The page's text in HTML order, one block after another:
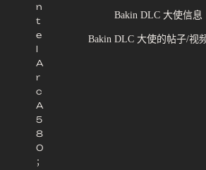
n
t
e
l
A
r
c
A
5
8
0
；
Bakin DLC 大使信息
Bakin DLC 大使的帖子/视